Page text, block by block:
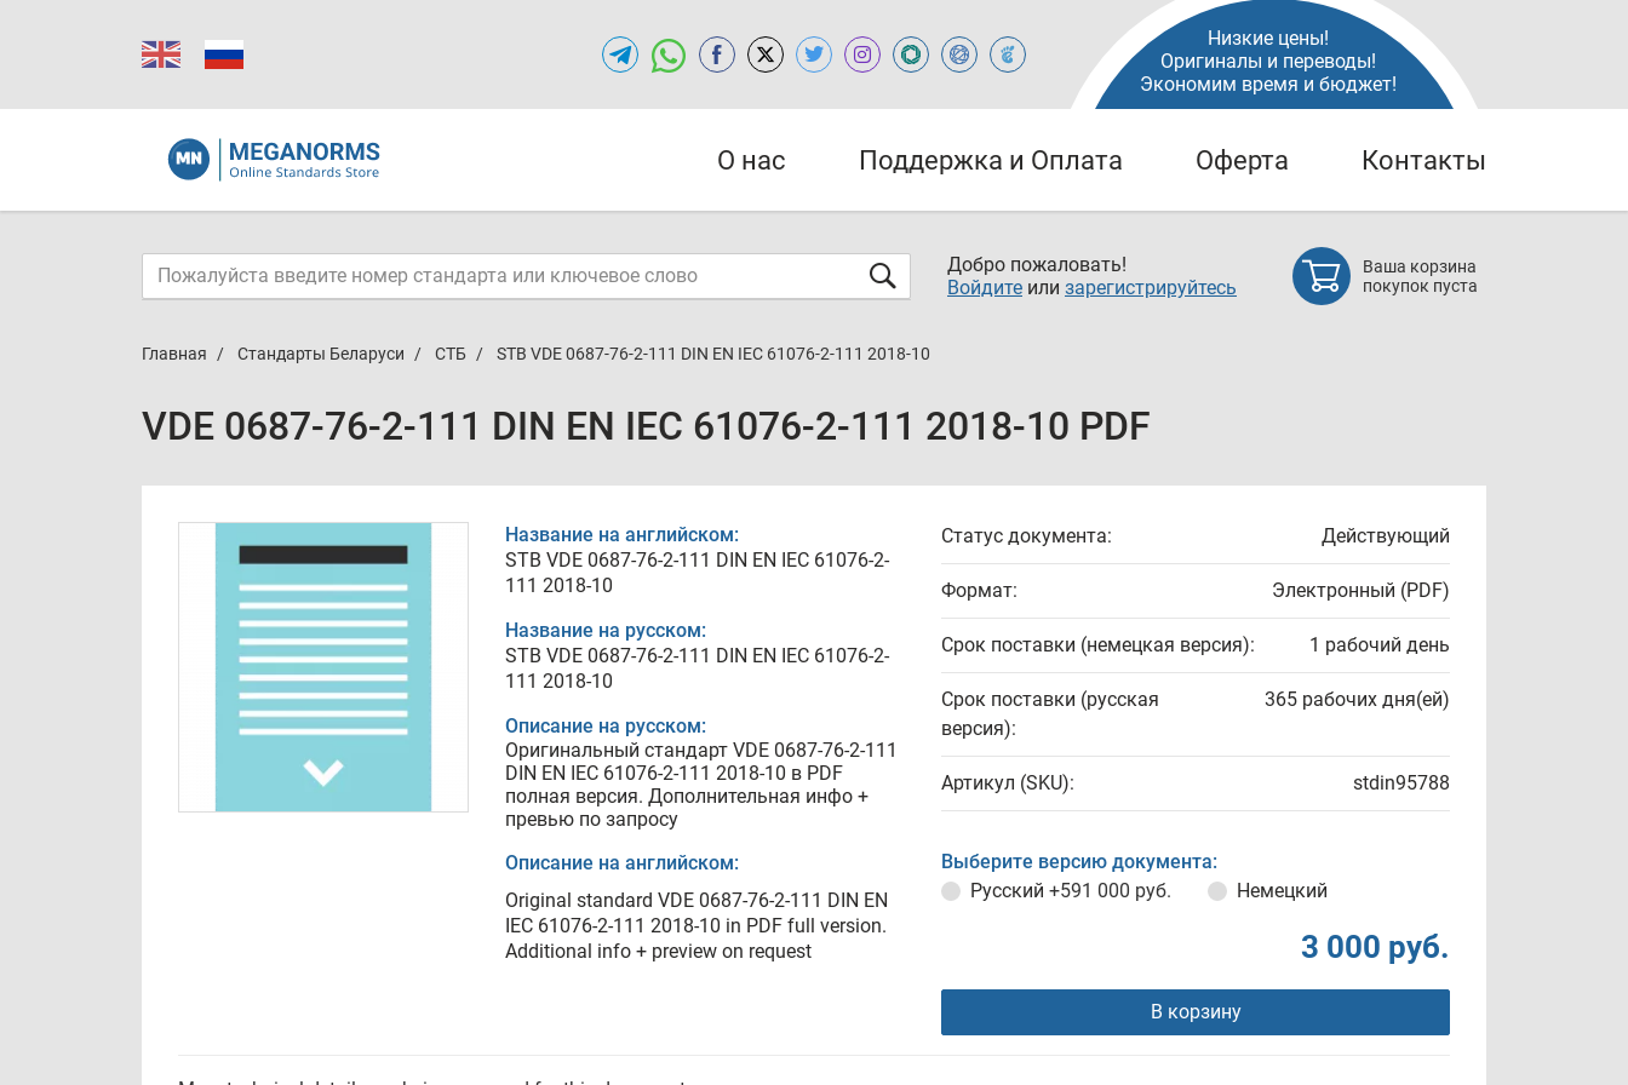
Низкие цены!
Оригиналы и переводы!
Экономим время и бюджет!
О нас Поддержка и Оплата Оферта Контакты
Добро пожаловать!
Войдите или зарегистрируйтесь
Ваша корзина
покупок пуста
Главная Стандарты Беларуси СТБ STB VDE 0687-76-2-111 DIN EN IEC 61076-2-111 2018-10
VDE 0687-76-2-111 DIN EN IEC 61076-2-111 2018-10 PDF
Название на английском:
STB VDE 0687-76-2-111 DIN EN IEC 61076-2-
111 2018-10
Название на русском:
STB VDE 0687-76-2-111 DIN EN IEC 61076-2-
111 2018-10
Описание на русском:
Оригинальный стандарт VDE 0687-76-2-111
DIN EN IEC 61076-2-111 2018-10 в PDF
полная версия. Дополнительная инфо +
превью по запросу
Описание на английском:
Original standard VDE 0687-76-2-111 DIN EN
IEC 61076-2-111 2018-10 in PDF full version.
Additional info + preview on request
Статус документа: Действующий
Формат: Электронный (PDF)
Срок поставки (немецкая версия): 1 рабочий день
Срок поставки (русская
версия):
365 рабочих дня(ей)
Артикул (SKU): stdin95788
Выберите версию документа:
Русский +591 000 руб. Немецкий
3 000 руб.
В корзину